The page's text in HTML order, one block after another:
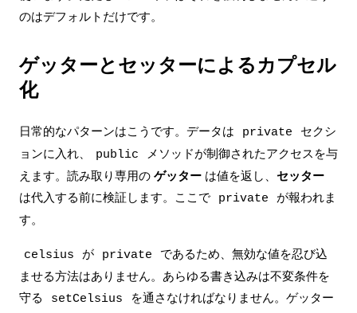
のはデフォルトだけです。
ゲッターとセッターによるカプセル
化
日常的なパターンはこうです。データは private
セクシ
ョンに入れ、
public
メソッドが制御されたアクセスを与
えます。読み取り専用の ゲッター は値を返し、 セッター
は代入する前に検証します。ここで
private
が報われま
す。
celsius が private
であるため、無効な値を忍び込
ませる方法はありません。あらゆる書き込みは不変条件を
守る
setCelsius を通さなければなりません。ゲッター